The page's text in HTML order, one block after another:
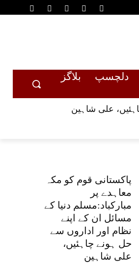
دلچسپ
بلاگز
علی شاہین
پاکستانی قوم کو مکہ
معاہدے پر
مبارکباد:مسلم دنیا کے
مسائل ان کے اپنے
نظام اور اداروں سے
حل ہونے چاہئیں،
علی شاہین